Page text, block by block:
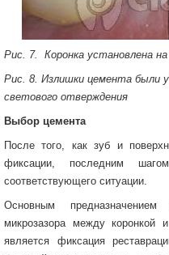
Рис. 7. Коронка установлена на
Рис. 8. Излишки цемента были
светового отверждения
Выбор цемента
После того, как зуб и
фиксации, последним
соответствующего ситуации.
Основным
микрозазора между коронкой
является фиксация